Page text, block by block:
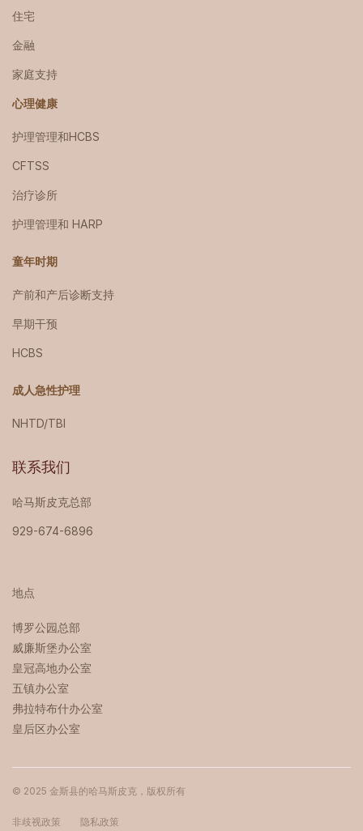
住宅
金融
家庭支持
心理健康
护理管理和HCBS
CFTSS
治疗诊所
护理管理和 HARP
童年时期
产前和产后诊断支持
早期干预
HCBS
成人急性护理
NHTD/TBI
联系我们
哈马斯皮克总部
929-674-6896
地点
博罗公园总部 ‍
威廉斯堡办公室
皇冠高地办公室
五镇办公室
弗拉特布什办公室
皇后区办公室
© 2025 金斯县的哈马斯皮克，版权所有
非歧视政策 隐私政策